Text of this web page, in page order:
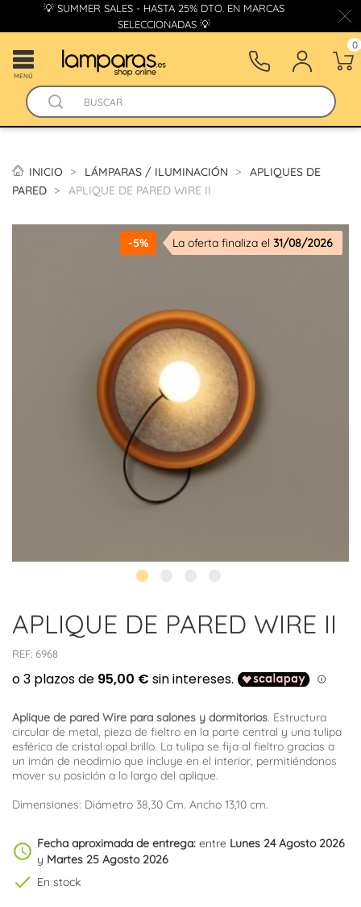
💡 SUMMER SALES - HASTA 25% DTO. EN MARCAS
SELECCIONADAS 💡
MENÚ
0
INICIO LÁMPARAS / ILUMINACIÓN
APLIQUES DE
PARED
APLIQUE DE PARED WIRE II
-5% La oferta finaliza el 31/08/2026
APLIQUE DE PARED WIRE II
REF: 6968
Aplique de pared Wire para salones y dormitorios. Estructura
circular de metal, pieza de fieltro en la parte central y una tulipa
esférica de cristal opal brillo. La tulipa se fija al fieltro gracias a
un imán de neodimio que incluye en el interior, permitiéndonos
mover su posición a lo largo del aplique.
Dimensiones: Diámetro 38,30 Cm. Ancho 13,10 cm.
schedule Fecha aproximada de entrega: entre Lunes 24 Agosto 2026
y Martes 25 Agosto 2026
check En stock